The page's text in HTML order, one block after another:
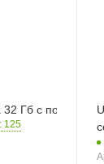
Гб c
125